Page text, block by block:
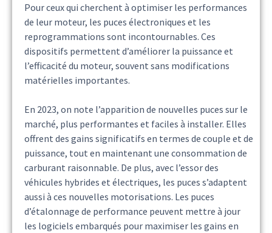
Pour ceux qui cherchent à optimiser les performances
de leur moteur, les puces électroniques et les
reprogrammations sont incontournables. Ces
dispositifs permettent d’améliorer la puissance et
l’efficacité du moteur, souvent sans modifications
matérielles importantes.
En 2023, on note l’apparition de nouvelles puces sur le
marché, plus performantes et faciles à installer. Elles
offrent des gains significatifs en termes de couple et de
puissance, tout en maintenant une consommation de
carburant raisonnable. De plus, avec l’essor des
véhicules hybrides et électriques, les puces s’adaptent
aussi à ces nouvelles motorisations. Les puces
d’étalonnage de performance peuvent mettre à jour
les logiciels embarqués pour maximiser les gains en